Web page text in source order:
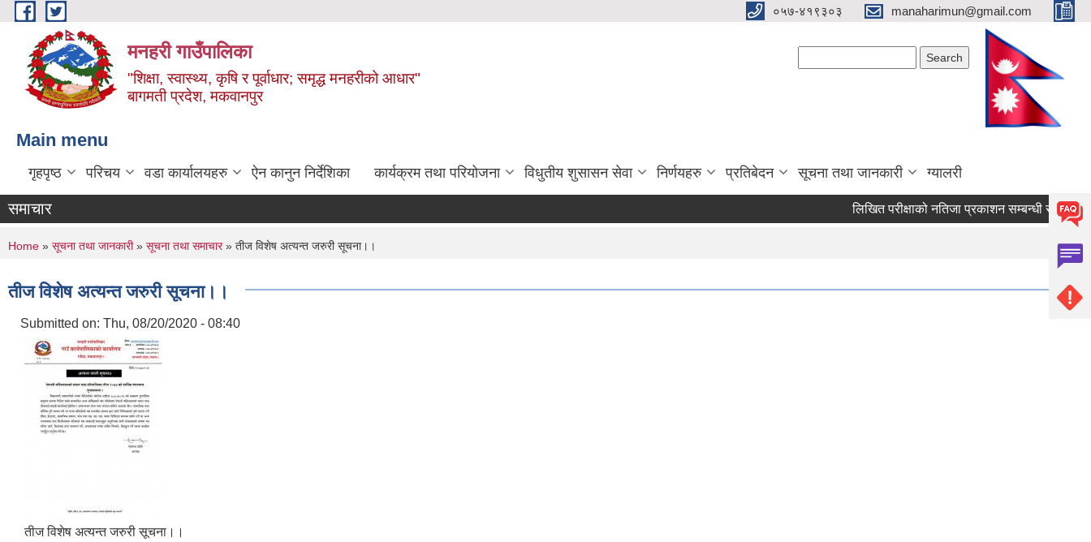
Skip to main content ०५७-४१९३०३ manaharimun@gmail.com
मनहरी गाउँपालिका
"शिक्षा, स्वास्थ्य, कृषि र पूर्वाधार; समृद्ध मनहरीको आधार"
बागमती प्रदेश, मकवानपुर
Main menu
गृहपृष्ठ परिचय वडा कार्यालयहरु ऐन कानुन निर्देशिका कार्यक्रम तथा परियोजना विधुतीय शुसासन सेवा निर्णयहरु प्रतिबेदन सूचना तथा जानकारी ग्यालरी
समाचार लिखित परीक्षाको नतिजा प्रकाशन सम्बन्धी सूचना ।
You are here
Home » सूचना तथा जानकारी» सूचना तथा समाचार» तीज विशेष अत्यन्त जरुरी सूचना।।
तीज विशेष अत्यन्त जरुरी सूचना।।
Submitted on: Thu, 08/20/2020 - 08:40
तीज विशेष अत्यन्त जरुरी सूचना।।